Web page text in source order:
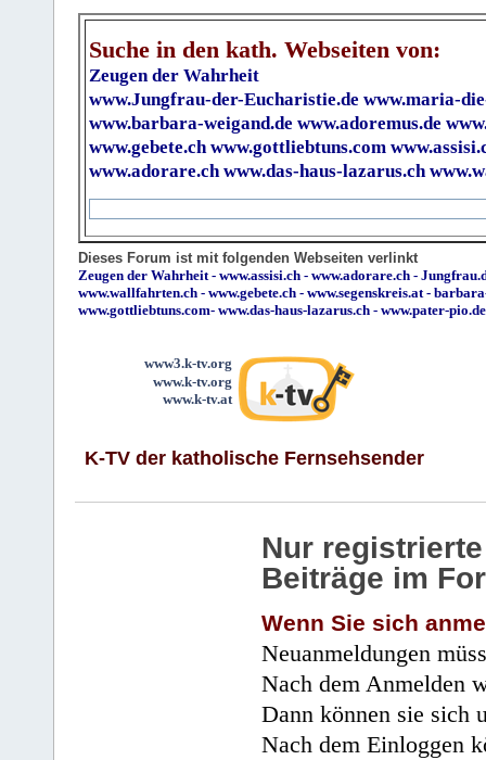
Suche in den kath. Webseiten von:
Zeugen der Wahrheit
www.Jungfrau-der-Eucharistie.de www.maria-
www.barbara-weigand.de www.adoremus.de
www.gebete.ch www.gottliebtuns.com
www.adorare.ch www.das-haus-lazarus.ch
Dieses Forum ist mit folgenden Webseiten verlinkt
Zeugen der Wahrheit- www.assisi.ch - www.adorare.ch -
www.wallfahrten.ch - www.gebete.ch - www.segenskreis.at-
www.gottliebtuns.com- www.das-haus-lazarus.ch - www.pater-pio.de
www3.k-tv.org
www.k-tv.org
www.k-tv.at
K-TV der katholische Fernsehsender
Nur
Beiträge im
Wenn Sie sich
Neuanmeldungen
Nach dem Anmelden
Dann können sie sich
Nach dem Einloggen